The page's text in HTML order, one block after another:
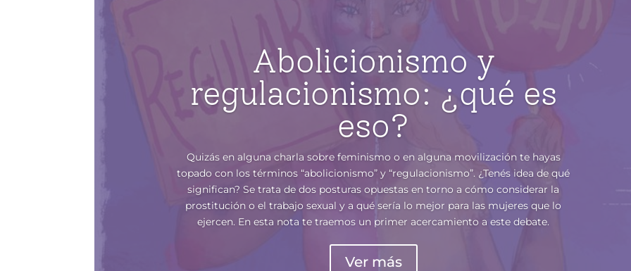
Abolicionismo y
regulacionismo: ¿qué es
eso?
Quizás en alguna charla sobre feminismo o en alguna movilización te hayas
topado con los términos “abolicionismo” y “regulacionismo”. ¿Tenés idea de qué
significan? Se trata de dos posturas opuestas en torno a cómo considerar la
prostitución o el trabajo sexual y a qué sería lo mejor para las mujeres que lo
ejercen. En esta nota te traemos un primer acercamiento a este debate.
Ver más